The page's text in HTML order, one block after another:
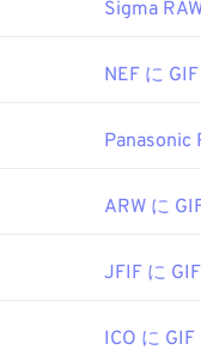
Sigma
NEF に GIF
Panasonic
ARW に
JFIF に GIF
ICO に GIF